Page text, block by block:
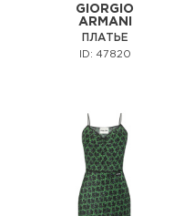
GIORGIO
ARMANI
ПЛАТЬЕ
ID: 47820